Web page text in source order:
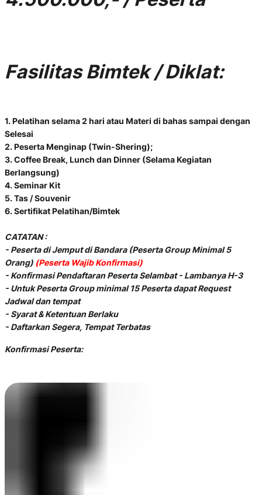
Fasilitas Bimtek / Diklat:
1. Pelatihan selama 2 hari atau Materi di bahas sampai dengan
Selesai
2. Peserta Menginap (Twin-Shering);
3. Coffee Break, Lunch dan Dinner (Selama Kegiatan
Berlangsung)
4. Seminar Kit
5. Tas / Souvenir
6. Sertifikat Pelatihan/Bimtek
CATATAN :
- Peserta di Jemput di Bandara (Peserta Group Minimal 5
Orang) (Peserta Wajib Konfirmasi)
- Konfirmasi Pendaftaran Peserta Selambat - Lambanya H-3
- Untuk Peserta Group minimal 15 Peserta dapat Request
Jadwal dan tempat
- Syarat & Ketentuan Berlaku
- Daftarkan Segera, Tempat Terbatas
Konfirmasi Peserta: